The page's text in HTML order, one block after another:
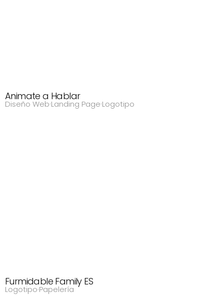
Animate a Hablar
Diseño Web·Landing Page·Logotipo
Furmidable Family ES
Logotipo·Papelería